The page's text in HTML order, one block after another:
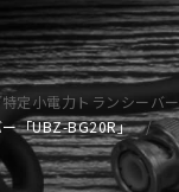
特定小電力トランシーバー
「UBZ-BG20R」